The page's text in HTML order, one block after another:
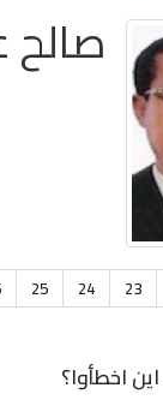
صالح
23
24
25
اخطأوا؟